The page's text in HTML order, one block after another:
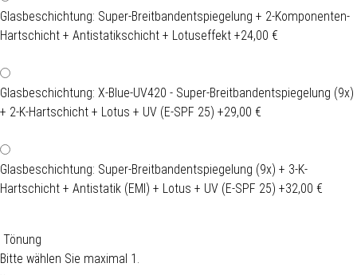
Glasbeschichtung: Super-Breitbandentspiegelung + 2-Komponenten-
Hartschicht + Antistatikschicht + Lotuseffekt +24,00 €
Glasbeschichtung: X-Blue-UV420 - Super-Breitbandentspiegelung (9x)
+ 2-K-Hartschicht + Lotus + UV (E-SPF 25) +29,00 €
Glasbeschichtung: Super-Breitbandentspiegelung (9x) + 3-K-
Hartschicht + Antistatik (EMI) + Lotus + UV (E-SPF 25) +32,00 €
Tönung
Bitte wählen Sie maximal 1.